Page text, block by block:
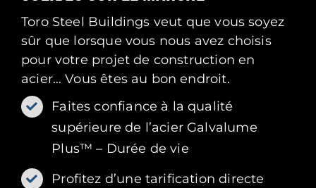
Toro Steel Buildings veut que vous soyez
sûr que lorsque vous nous avez choisis
pour votre projet de construction en
acier… Vous êtes au bon endroit.
Faites confiance à la qualité
supérieure de l’acier Galvalume
Plus™ – Durée de vie
Profitez d’une tarification directe